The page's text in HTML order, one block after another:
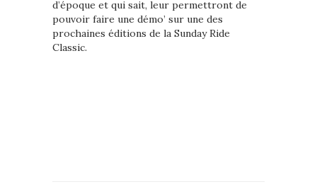
d’époque et qui sait, leur permettront de
pouvoir faire une démo’ sur une des
prochaines éditions de la Sunday Ride
Classic.